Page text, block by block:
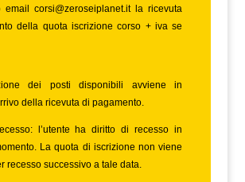
email corsi@zeroseiplanet.itla ricevuta
della quota iscrizione corso + iva se
dei posti disponibili avviene in
della ricevuta di pagamento.
l’utente ha diritto di recesso in
La quota di iscrizione non viene
recesso successivo a tale data.